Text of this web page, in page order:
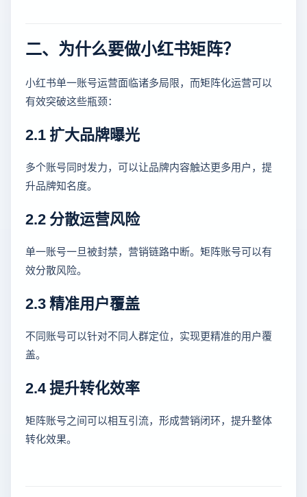
二、为什么要做小红书矩阵？
小红书单一账号运营面临诸多局限，而矩阵化运营可以
有效突破这些瓶颈：
2.1 扩大品牌曝光
多个账号同时发力，可以让品牌内容触达更多用户，提
升品牌知名度。
2.2 分散运营风险
单一账号一旦被封禁，营销链路中断。矩阵账号可以有
效分散风险。
2.3 精准用户覆盖
不同账号可以针对不同人群定位，实现更精准的用户覆
盖。
2.4 提升转化效率
矩阵账号之间可以相互引流，形成营销闭环，提升整体
转化效果。